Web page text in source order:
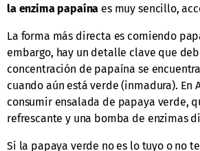
la enzima papaína es muy sencillo,
La forma más directa es comiendo
embargo, hay un detalle clave que
concentración de papaína se
cuando aún está verde (inmadura). En
consumir ensalada de papaya verde,
refrescante y una bomba de enzimas
Si la papaya verde no es lo tuyo o no